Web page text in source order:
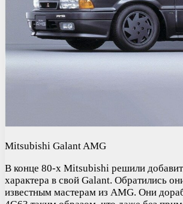
Mitsubishi Galant AMG
В конце 80-х Mitsubishi решили
характера в свой Galant. Обратились
известным мастерам из AMG. Они